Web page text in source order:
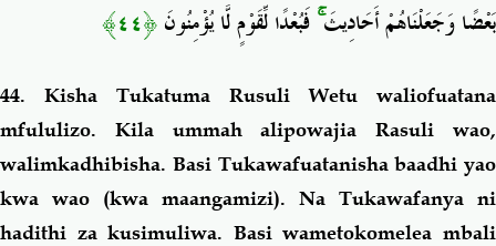
بَعْضًا وَجَعَلْنَاهُمْ أَحَادِيثَۚفَبُعْدًا لِّقَوْمٍ لَّا يُؤْمِنُونَ﴿٤٤﴾
44. Kisha Tukatuma Rusuli Wetu waliofuatana
mfululizo. Kila ummah alipowajia Rasuli wao,
walimkadhibisha. Basi Tukawafuatanisha baadhi yao
kwa wao (kwa maangamizi). Na Tukawafanya ni
hadithi za kusimuliwa. Basi wametokomelea mbali